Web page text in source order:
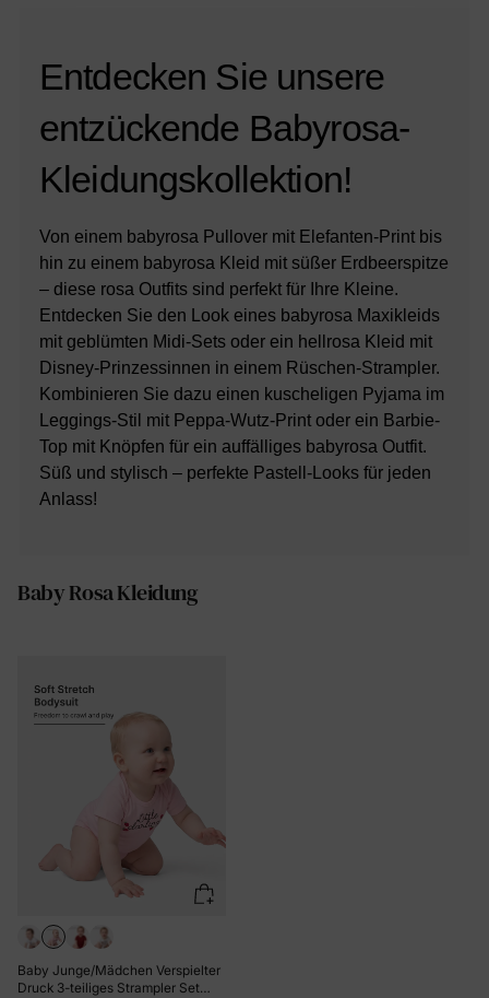
Entdecken Sie unsere
entzückende Babyrosa-
Kleidungskollektion!
Von einem babyrosa Pullover mit Elefanten-Print bis
hin zu einem babyrosa Kleid mit süßer Erdbeerspitze
– diese rosa Outfits sind perfekt für Ihre Kleine.
Entdecken Sie den Look eines babyrosa Maxikleids
mit geblümten Midi-Sets oder ein hellrosa Kleid mit
Disney-Prinzessinnen in einem Rüschen-Strampler.
Kombinieren Sie dazu einen kuscheligen Pyjama im
Leggings-Stil mit Peppa-Wutz-Print oder ein Barbie-
Top mit Knöpfen für ein auffälliges babyrosa Outfit.
Süß und stylisch – perfekte Pastell-Looks für jeden
Anlass!
Baby Rosa Kleidung
Baby Junge/Mädchen Verspielter
Druck 3-teiliges Strampler Set